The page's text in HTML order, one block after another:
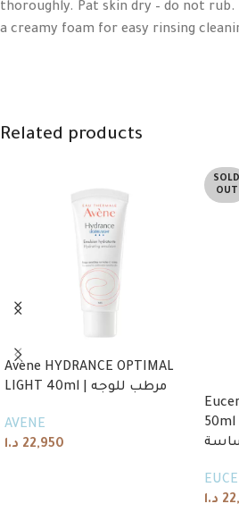
thoroughly. Pat skin dry – do not
a creamy foam for easy rinsing
Related products
Avène HYDRANCE OPTIMAL
LIGHT 40ml | مرطب للوجه
AVENE
22,950 د.ا
SOLD
OUT
50ml | واقي شمس للبشرة
د.ا